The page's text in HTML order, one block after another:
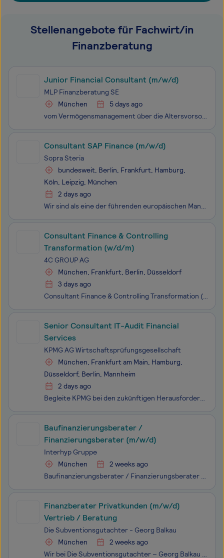
Stellenangebote für Fachwirt/in
Finanzberatung
Junior Financial Consultant (m/w/d)
MLP Finanzberatung SE
München
5 days ago
vom Vermögensmanagement über die Altersvorsorge bis zu Versicherungen. Unser Erfolgskonzept: Wir beraten auf Augenhöhe. Unsere Privat- und Firmenkunden profitieren dabei von höchster Produktqualität, fairen Konditionen und intelligenten Lösungen. Wir MLPler unterstützen uns gegenseitig und haben Fr
Consultant SAP Finance (m/w/d)
Sopra Steria
bundesweit, Berlin, Frankfurt, Hamburg,
Köln, Leipzig, München
2 days ago
Wir sind als eine der führenden europäischen Management- und Technologieberatungen ein echter Tech-Player. Wir sehen uns als Vordenker*innen, handeln und denken strategisch, entwickeln mit unseren Kunden maßgeschneiderte Lösungen, sowie präzise Prozesse und implementieren innovative Technologien. We
Consultant Finance & Controlling
Transformation (w/d/m)
4C GROUP AG
München, Frankfurt, Berlin, Düsseldorf
3 days ago
Consultant Finance & Controlling Transformation (w/d/m) München, Berlin, Frankfurt und Düsseldorf Reisebereitschaft: 4 Tage pro Woche Echt im Miteinander. Stark in der Wirkung. Starte deine Karriere dort, wo Finance, Digitalisierung und Beratung zusammenkommen. Hier beschäftigst du di
Senior Consultant IT-Audit Financial
Services
KPMG AG Wirtschaftsprüfungsgesellschaft
München, Frankfurt am Main, Hamburg,
Düsseldorf, Berlin, Mannheim
2 days ago
Begleite KPMG bei den zukünftigen Herausforderungen unserer Kunden und Kundinnen. Begeistere auch Du Dich für die Vielfalt unserer Fragestellungen - und mach gemeinsam mit uns den Unterschied. Prüfe gemeinsam mit Deinem Team aus dem Bereich Financial Services Audit Jahres- und Konzernabschlüss
Baufinanzierungsberater /
Finanzierungsberater (m/w/d)
Interhyp Gruppe
München
2 weeks ago
Baufinanzierungsberater / Finanzierungsberater – München (m/w/d) Unser Antrieb ist es, Träume zu erfüllen. Für unsere Kund*innen den vom eigenen Zuhause und für unsere Mitarbei­tenden den Traum vom beruflichen Zuhause. Genau diese Leidenschaft hat uns zum größten Vermittler von privaten Bau­finan­zi
Finanzberater Privatkunden (m/w/d)
Vertrieb / Beratung
Die Subventionsgutachter - Georg Balkau
München
2 weeks ago
Wir bei Die Subventionsgutachter – Georg Balkau beraten Privatkunden ganzheitlich in allen Fragen rund um ihre Finanzen. Unser Ziel: Wir helfen unseren Kunden, jährlich durchschnittlich 1.400 € an staatlichen Förderungen und Subventionen zu sichern und ihre finanzielle Zukunft optimal zu gestalten.